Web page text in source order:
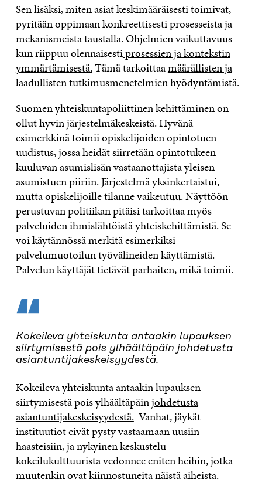
Sen lisäksi, miten asiat keskimääräisesti toimivat,
pyritään oppimaan konkreettisesti prosesseista ja
mekanismeista taustalla. Ohjelmien vaikuttavuus
kun riippuu olennaisestiprosessien ja kontekstin
ymmärtämisestä.Tämä tarkoittaamäärällisten ja
laadullisten tutkimusmenetelmien hyödyntämistä.
Suomen yhteiskuntapoliittinen kehittäminen on
ollut hyvin järjestelmäkeskeistä. Hyvänä
esimerkkinä toimii opiskelijoiden opintotuen
uudistus, jossa heidät siirretään opintotukeen
kuuluvan asumislisän vastaanottajista yleisen
asumistuen piiriin. Järjestelmä yksinkertaistui,
muttaopiskelijoille tilanne vaikeutuu. Näyttöön
perustuvan politiikan pitäisi tarkoittaa myös
palveluiden ihmislähtöistä yhteiskehittämistä. Se
voi käytännössä merkitä esimerkiksi
palvelumuotoilun työvälineiden käyttämistä.
Palvelun käyttäjät tietävät parhaiten, mikä toimii.
“
Kokeileva yhteiskunta antaakin lupauksen
siirtymisestä pois ylhäältäpäin johdetusta
asiantuntijakeskeisyydestä.
Kokeileva yhteiskunta antaakin lupauksen
siirtymisestä pois ylhäältäpäinjohdetusta
asiantuntijakeskeisyydestä. Vanhat, jäykät
instituutiot eivät pysty vastaamaan uusiin
haasteisiin, ja nykyinen keskustelu
kokeilukulttuurista vedonnee eniten heihin, jotka
muutenkin ovat kiinnostuneita näistä aiheista.